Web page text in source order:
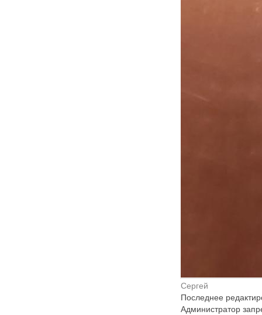
Сергей
Последнее
Администратор